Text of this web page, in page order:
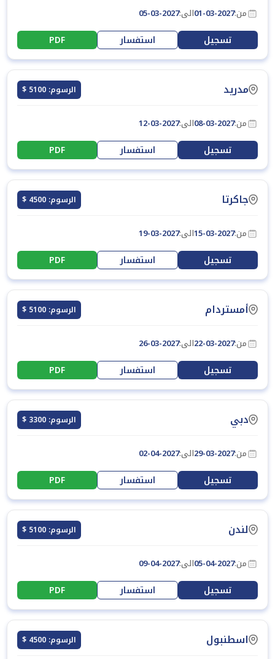
من:01-03-2027الى:05-03-2027
تسجيل استفسار PDF
مدريد الرسوم: 5100 $
من:08-03-2027الى:12-03-2027
تسجيل استفسار PDF
جاكرتا الرسوم: 4500 $
من:15-03-2027الى:19-03-2027
تسجيل استفسار PDF
أمستردام الرسوم: 5100 $
من:22-03-2027الى:26-03-2027
تسجيل استفسار PDF
دبي الرسوم: 3300 $
من:29-03-2027الى:02-04-2027
تسجيل استفسار PDF
لندن الرسوم: 5100 $
من:05-04-2027الى:09-04-2027
تسجيل استفسار PDF
اسطنبول الرسوم: 4500 $